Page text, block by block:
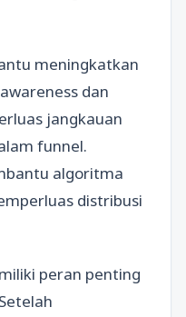
meningkatkan
dan
jangkauan
funnel.
algoritma
distribusi
peran penting